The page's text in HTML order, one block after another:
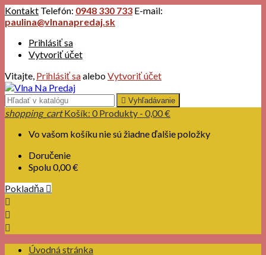
Kontakt Telefón: 0948 330 733 E-mail:
paulina@vlnanapredaj.sk
Prihlásiť sa
Vytvoriť účet
Vitajte, Prihlásiť saaleboVytvoriť účet
 Vyhľadávanie
shopping_cart Košík: 0 Produkty - 0,00 €
Vo vašom košíku nie sú žiadne ďalšie položky
Doručenie
Spolu0,00 €
Pokladňa 



Úvodná stránka